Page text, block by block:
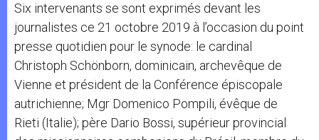
Six intervenants se sont exprimés devant les
journalistes ce 21 octobre 2019 à l’occasion du point
presse quotidien pour le synode: le cardinal
Christoph Schönborn, dominicain, archevêque de
Vienne et président de la Conférence épiscopale
autrichienne; Mgr Domenico Pompili, évêque de
Rieti (Italie); père Dario Bossi, supérieur provincial